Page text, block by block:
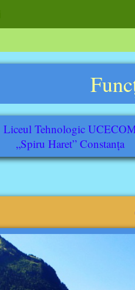
Liceul Tehnologic
„Spiru Haret” Constanța